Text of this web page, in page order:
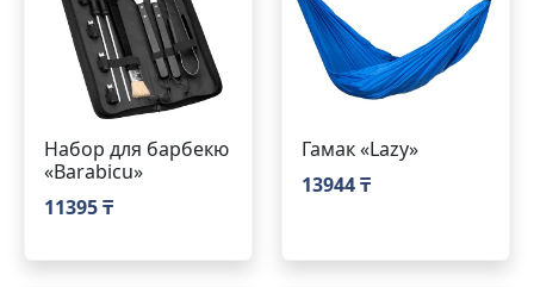
Набор для барбекю
«Barabicu»
11395 ₸
Гамак «Lazy»
13944 ₸